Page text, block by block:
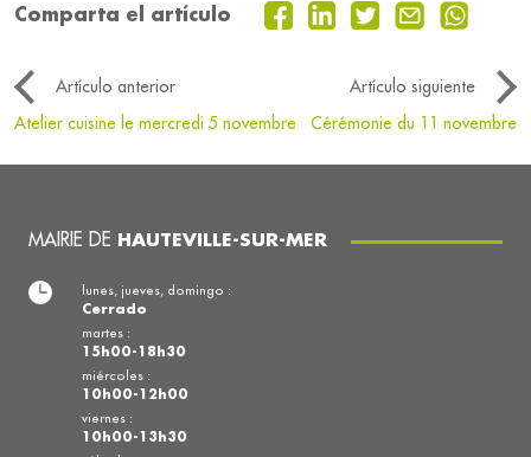
Comparta el artículo
Artículo anterior
Artículo siguiente
Atelier cuisine le mercredi 5 novembre
Cérémonie du 11 novembre
MAIRIE DE HAUTEVILLE-SUR-MER
lunes, jueves, domingo :
Cerrado
martes :
15h00-18h30
miércoles :
10h00-12h00
viernes :
10h00-13h30